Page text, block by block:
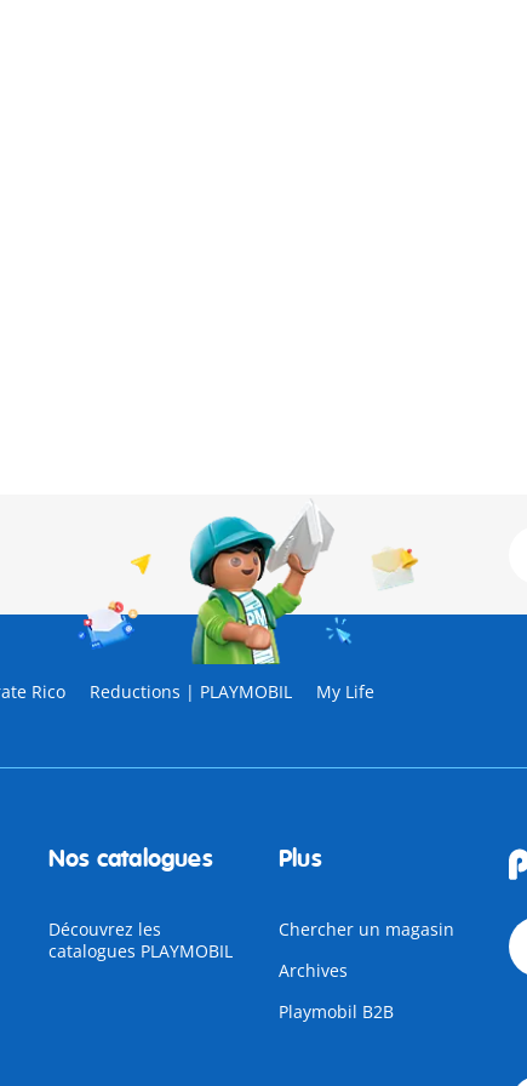
Rico Reductions | PLAYMOBIL My Life
Nos catalogues
Découvrez les
catalogues PLAYMOBIL
Plus
Chercher un magasin
Archives
Playmobil B2B